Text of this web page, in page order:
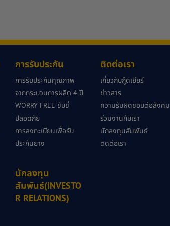
การรับประกัน
การรับประกันคุณภาพ
จากกระบวนการผลิต 4 ปี
WORRY FREE ขับขี่
ปลอดภัย
การลงทะเบียนเพื่อรับ
ประกันยาง
นักลงทุน
สัมพันธ์(INVESTO
R RELATIONS)
ติดต่อเรา
เกี่ยวกับกู๊ดเยียร์
ข่าวสาร
ความรับผิดชอบต่อสังคม
ร่วมงานกับเรา
นักลงทุนสัมพันธ์
ติดต่อเรา